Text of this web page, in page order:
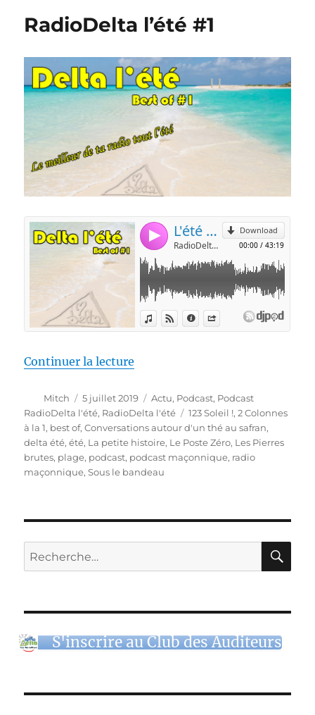
RadioDelta l’été #1
Continuer la lecture
Auteur
Mitch
Publié
le
5 juillet 2019 Catégories
Actu, Podcast, Podcast
RadioDelta l'été, RadioDelta l'été Étiquettes
123 Soleil !,2 Colonnes
à la 1, best of,Conversations autour d'un thé au safran,
delta été,été, La petite histoire, Le Poste Zéro, Les Pierres
brutes, plage, podcast, podcast maçonnique, radio
maçonnique,Sous le bandeau
Recherche
pour :
S'inscrire au Club des Auditeurs